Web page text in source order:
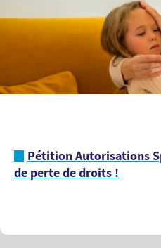
Pétition Autorisations
de perte de droits !